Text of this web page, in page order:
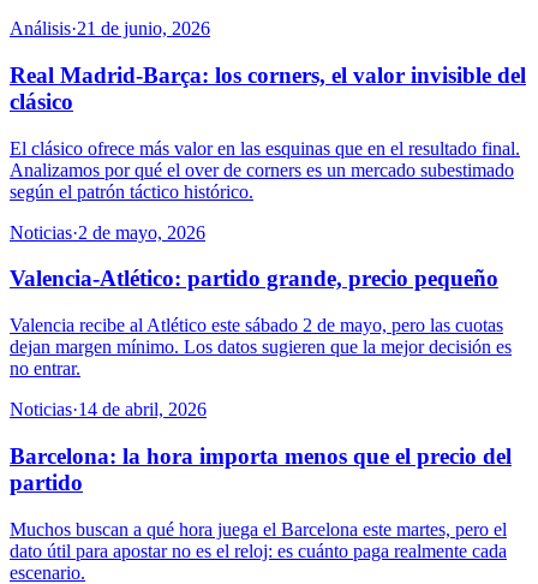
Análisis·21 de junio, 2026
Real Madrid-Barça: los corners, el valor invisible del
clásico
El clásico ofrece más valor en las esquinas que en el resultado final.
Analizamos por qué el over de corners es un mercado subestimado
según el patrón táctico histórico.
Noticias·2 de mayo, 2026
Valencia-Atlético: partido grande, precio pequeño
Valencia recibe al Atlético este sábado 2 de mayo, pero las cuotas
dejan margen mínimo. Los datos sugieren que la mejor decisión es
no entrar.
Noticias·14 de abril, 2026
Barcelona: la hora importa menos que el precio del
partido
Muchos buscan a qué hora juega el Barcelona este martes, pero el
dato útil para apostar no es el reloj: es cuánto paga realmente cada
escenario.